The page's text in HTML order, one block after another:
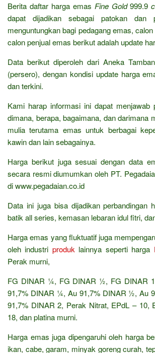
Berita daftar harga emas Fine Gold999.9
dapat dijadikan sebagai patokan dan
menguntungkan bagi pedagang emas,
calon penjual emas berikut adalah update
Data berikut diperoleh dari Aneka
(persero), dengan kondisi update harga
dan terkini.
Kami harap informasi ini dapat menjawab
dimana, berapa, bagaimana, dan darimana
mulia terutama emas untuk berbagai
kawin dan lain sebagainya.
Harga berikut juga sesuai dengan data
secara resmi diumumkan oleh PT.
di www.pegadaian.co.id
Data ini juga bisa dijadikan perbandingan
batik all series, kemasan lebaran idul fitri,
Harga emas yang fluktuatif juga
oleh industri produklainnya seperti harga
Perak murni,
FG DINAR ¼, FG DINAR ½, FG DINAR
91,7% DINAR ¼, Au 91,7% DINAR ½, Au
91,7% DINAR 2, Perak Nitrat, EPdL – 10,
18, dan platina murni.
Harga emas juga dipengaruhi oleh harga
ikan, cabe, garam, minyak goreng curah,